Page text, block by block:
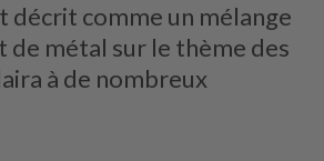
décrit comme un mélange
de métal sur le thème des
à de nombreux